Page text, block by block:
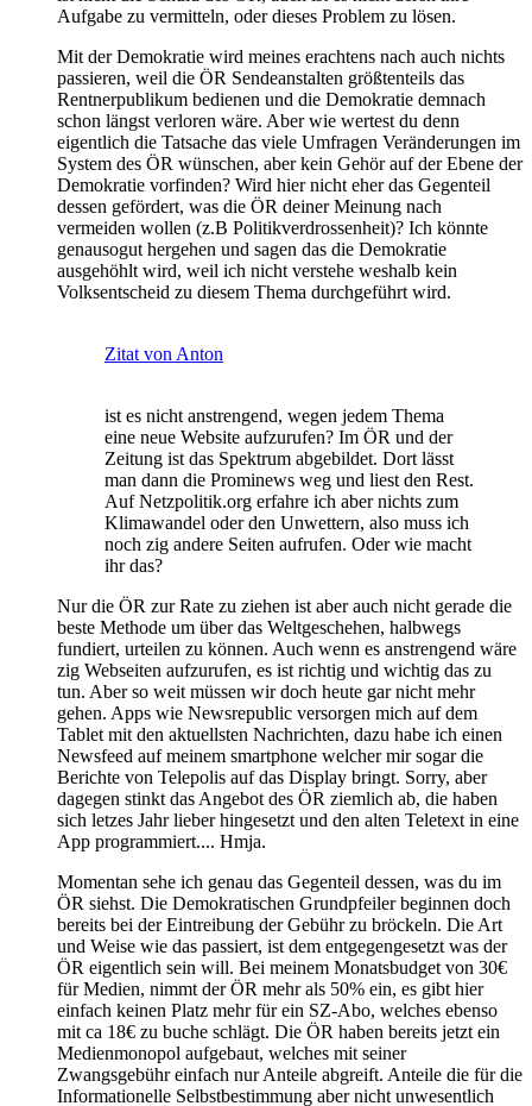
Aufgabe zu vermitteln, oder dieses Problem zu lösen.
Mit der Demokratie wird meines erachtens nach auch nichts
passieren, weil die ÖR Sendeanstalten größtenteils das
Rentnerpublikum bedienen und die Demokratie demnach
schon längst verloren wäre. Aber wie wertest du denn
eigentlich die Tatsache das viele Umfragen Veränderungen im
System des ÖR wünschen, aber kein Gehör auf der Ebene der
Demokratie vorfinden? Wird hier nicht eher das Gegenteil
dessen gefördert, was die ÖR deiner Meinung nach
vermeiden wollen (z.B Politikverdrossenheit)? Ich könnte
genausogut hergehen und sagen das die Demokratie
ausgehöhlt wird, weil ich nicht verstehe weshalb kein
Volksentscheid zu diesem Thema durchgeführt wird.
Zitat von Anton
ist es nicht anstrengend, wegen jedem Thema
eine neue Website aufzurufen? Im ÖR und der
Zeitung ist das Spektrum abgebildet. Dort lässt
man dann die Prominews weg und liest den Rest.
Auf Netzpolitik.org erfahre ich aber nichts zum
Klimawandel oder den Unwettern, also muss ich
noch zig andere Seiten aufrufen. Oder wie macht
ihr das?
Nur die ÖR zur Rate zu ziehen ist aber auch nicht gerade die
beste Methode um über das Weltgeschehen, halbwegs
fundiert, urteilen zu können. Auch wenn es anstrengend wäre
zig Webseiten aufzurufen, es ist richtig und wichtig das zu
tun. Aber so weit müssen wir doch heute gar nicht mehr
gehen. Apps wie Newsrepublic versorgen mich auf dem
Tablet mit den aktuellsten Nachrichten, dazu habe ich einen
Newsfeed auf meinem smartphone welcher mir sogar die
Berichte von Telepolis auf das Display bringt. Sorry, aber
dagegen stinkt das Angebot des ÖR ziemlich ab, die haben
sich letzes Jahr lieber hingesetzt und den alten Teletext in eine
App programmiert.... Hmja.
Momentan sehe ich genau das Gegenteil dessen, was du im
ÖR siehst. Die Demokratischen Grundpfeiler beginnen doch
bereits bei der Eintreibung der Gebühr zu bröckeln. Die Art
und Weise wie das passiert, ist dem entgegengesetzt was der
ÖR eigentlich sein will. Bei meinem Monatsbudget von 30€
für Medien, nimmt der ÖR mehr als 50% ein, es gibt hier
einfach keinen Platz mehr für ein SZ-Abo, welches ebenso
mit ca 18€ zu buche schlägt. Die ÖR haben bereits jetzt ein
Medienmonopol aufgebaut, welches mit seiner
Zwangsgebühr einfach nur Anteile abgreift. Anteile die für die
Informationelle Selbstbestimmung aber nicht unwesentlich